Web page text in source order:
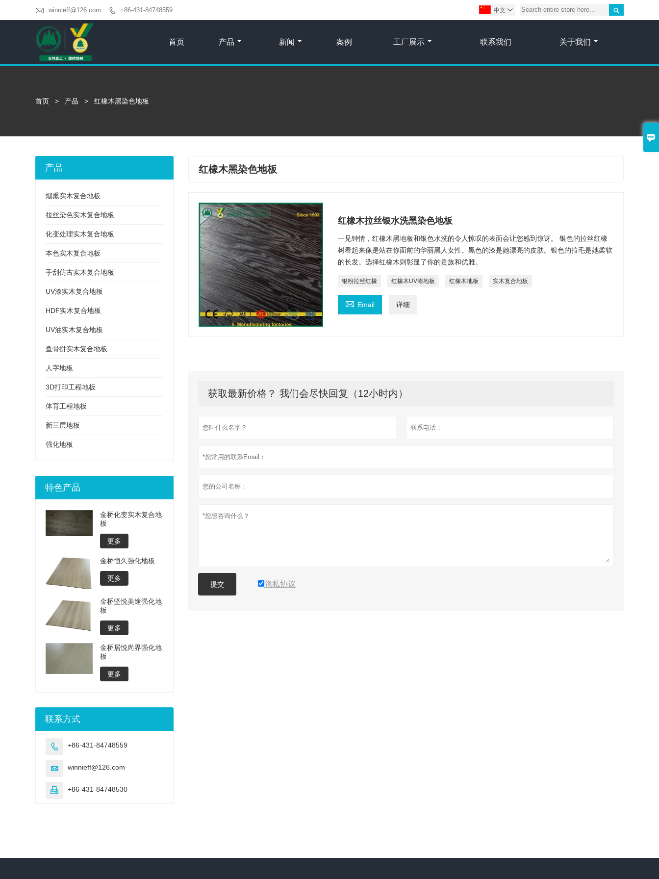

 winnieff@126.com  +86-431-84748559 
中文 
首页 产品 新闻 案例 工厂展示 联系我们 关于我们
首页 > 产品 > 红橡木黑染色地板
红橡木黑染色地板
红橡木拉丝银水洗黑染色地板
一见钟情，红橡木黑地板和银色水洗的令人惊叹的表面会让您感到惊讶。 银色的拉丝红橡
树看起来像是站在你面前的华丽黑人女性。黑色的漆是她漂亮的皮肤。银色的拉毛是她柔软
的长发。选择红橡木则彰显了你的贵族和优雅。
银粉拉丝红橡 红橡木UV漆地板 红橡木地板 实木复合地板
 Email 详细
获取最新价格？ 我们会尽快回复（12小时内）
提交 隐私协议
产品
烟熏实木复合地板
拉丝染色实木复合地板
化变处理实木复合地板
本色实木复合地板
手刮仿古实木复合地板
UV漆实木复合地板
HDF实木复合地板
UV油实木复合地板
鱼骨拼实木复合地板
人字地板
3D打印工程地板
体育工程地板
新三层地板
强化地板
特色产品
金桥化变实木复合地
板
更多
金桥恒久强化地板
更多
金桥坚悦美途强化地
板
更多
金桥居悦尚界强化地
板
更多
联系方式
 +86-431-84748559
 winnieff@126.com
 +86-431-84748530